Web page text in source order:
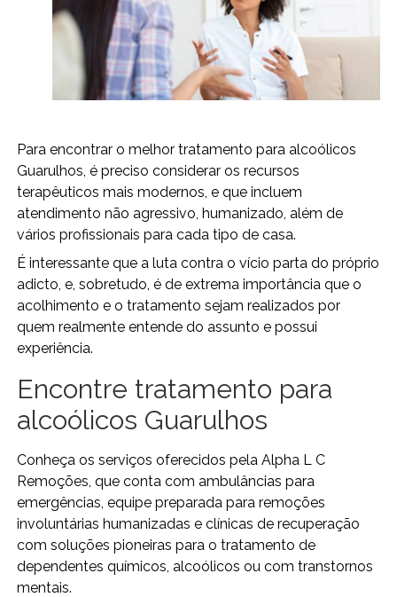
Para encontrar o melhor tratamento para alcoólicos
Guarulhos, é preciso considerar os recursos
terapêuticos mais modernos, e que incluem
atendimento não agressivo, humanizado, além de
vários profissionais para cada tipo de casa.
É interessante que a luta contra o vício parta do próprio
adicto, e, sobretudo, é de extrema importância que o
acolhimento e o tratamento sejam realizados por
quem realmente entende do assunto e possui
experiência.
Encontre tratamento para
alcoólicos Guarulhos
Conheça os serviços oferecidos pela Alpha L C
Remoções, que conta com ambulâncias para
emergências, equipe preparada para remoções
involuntárias humanizadas e clínicas de recuperação
com soluções pioneiras para o tratamento de
dependentes químicos, alcoólicos ou com transtornos
mentais.